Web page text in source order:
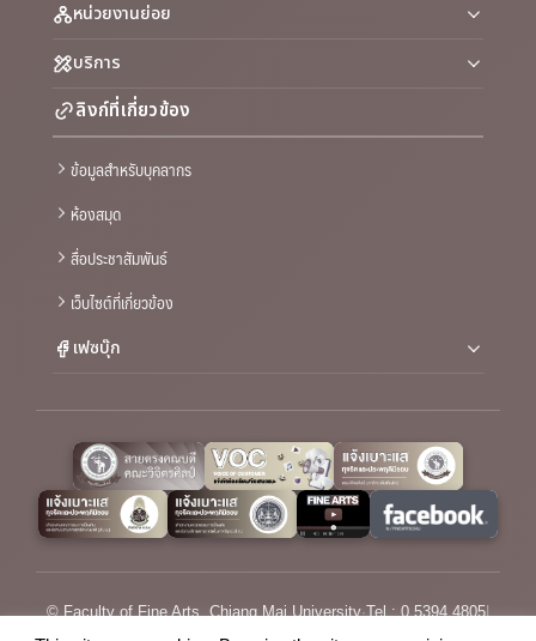
หน่วยงานย่อย
บริการ
ลิงก์ที่เกี่ยวข้อง
ข้อมูลสำหรับบุคลากร
ห้องสมุด
สื่อประชาสัมพันธ์
เว็บไซต์ที่เกี่ยวข้อง
เฟซบุ๊ก
© Faculty of Fine Arts, Chiang Mai University·Tel : 0 5394 4805|